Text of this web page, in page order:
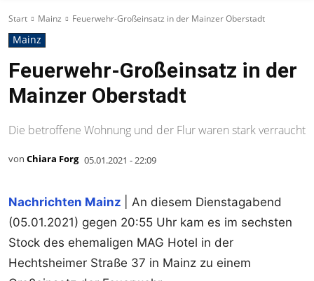
Start Mainz Feuerwehr-Großeinsatz in der Mainzer Oberstadt
Mainz
Feuerwehr-Großeinsatz in der
Mainzer Oberstadt
Die betroffene Wohnung und der Flur waren stark verraucht
von Chiara Forg 05.01.2021 - 22:09
Nachrichten Mainz
| An diesem Dienstagabend
(05.01.2021) gegen 20:55 Uhr kam es im sechsten
Stock des ehemaligen MAG Hotel in der
Hechtsheimer Straße 37 in Mainz zu einem